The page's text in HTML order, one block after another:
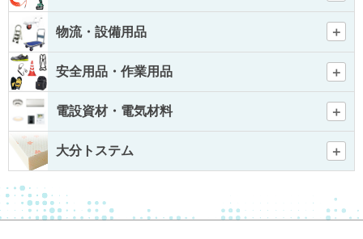
物流・設備用品
安全用品・作業用品
電設資材・電気材料
大分トステム